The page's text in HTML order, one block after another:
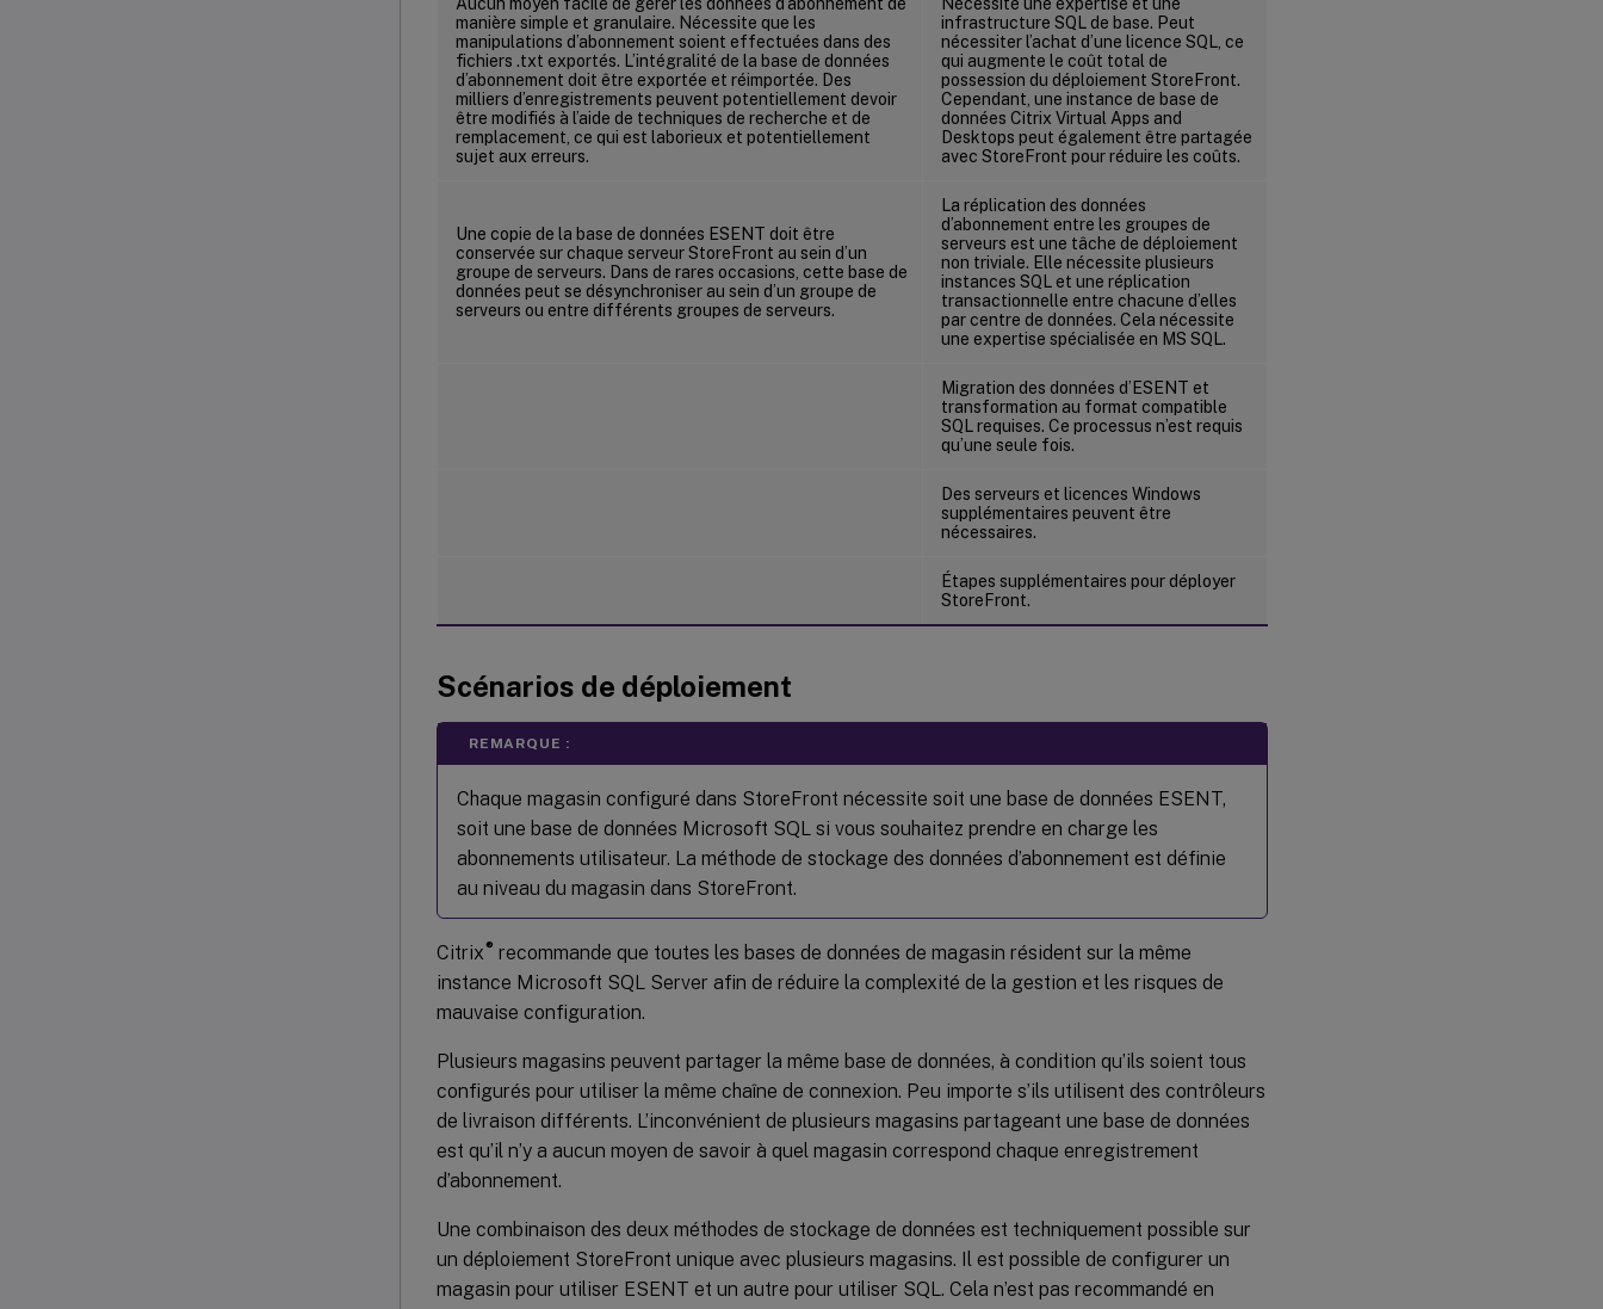
manière simple et granulaire. Nécessite que les
manipulations d’abonnement soient effectuées dans des
fichiers .txt exportés. L’intégralité de la base de données
d’abonnement doit être exportée et réimportée. Des
milliers d’enregistrements peuvent potentiellement devoir
être modifiés à l’aide de techniques de recherche et de
remplacement, ce qui est laborieux et potentiellement
sujet aux erreurs.
infrastructure SQL de base. Peut
nécessiter l’achat d’une licence SQL, ce
qui augmente le coût total de
possession du déploiement StoreFront.
Cependant, une instance de base de
données Citrix Virtual Apps and
Desktops peut également être partagée
avec StoreFront pour réduire les coûts.
Une copie de la base de données ESENT doit être
conservée sur chaque serveur StoreFront au sein d’un
groupe de serveurs. Dans de rares occasions, cette base de
données peut se désynchroniser au sein d’un groupe de
serveurs ou entre différents groupes de serveurs.
La réplication des données
d’abonnement entre les groupes de
serveurs est une tâche de déploiement
non triviale. Elle nécessite plusieurs
instances SQL et une réplication
transactionnelle entre chacune d’elles
par centre de données. Cela nécessite
une expertise spécialisée en MS SQL.
Migration des données d’ESENT et
transformation au format compatible
SQL requises. Ce processus n’est requis
qu’une seule fois.
Des serveurs et licences Windows
supplémentaires peuvent être
nécessaires.
Étapes supplémentaires pour déployer
StoreFront.
Scénarios de déploiement
REMARQUE :
Chaque magasin configuré dans StoreFront nécessite soit une base de données ESENT,
soit une base de données Microsoft SQL si vous souhaitez prendre en charge les
abonnements utilisateur. La méthode de stockage des données d’abonnement est définie
au niveau du magasin dans StoreFront.
Citrix® recommande que toutes les bases de données de magasin résident sur la même
instance Microsoft SQL Server afin de réduire la complexité de la gestion et les risques de
mauvaise configuration.
Plusieurs magasins peuvent partager la même base de données, à condition qu’ils soient tous
configurés pour utiliser la même chaîne de connexion. Peu importe s’ils utilisent des contrôleurs
de livraison différents. L’inconvénient de plusieurs magasins partageant une base de données
est qu’il n’y a aucun moyen de savoir à quel magasin correspond chaque enregistrement
d’abonnement.
Une combinaison des deux méthodes de stockage de données est techniquement possible sur
un déploiement StoreFront unique avec plusieurs magasins. Il est possible de configurer un
magasin pour utiliser ESENT et un autre pour utiliser SQL. Cela n’est pas recommandé en